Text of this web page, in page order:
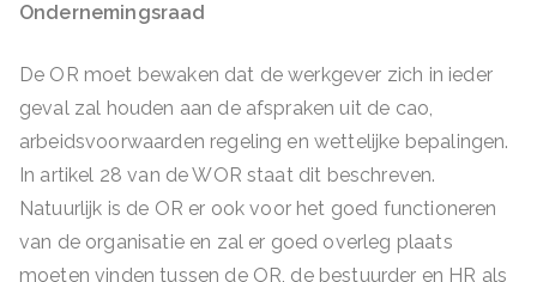
Ondernemingsraad
De OR moet bewaken dat de werkgever zich in ieder
geval zal houden aan de afspraken uit de cao,
arbeidsvoorwaarden regeling en wettelijke bepalingen.
In artikel 28 van de WOR staat dit beschreven.
Natuurlijk is de OR er ook voor het goed functioneren
van de organisatie en zal er goed overleg plaats
moeten vinden tussen de OR, de bestuurder en HR als